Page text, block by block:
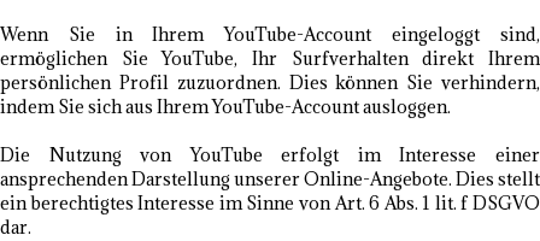
Wenn Sie in Ihrem YouTube-Account eingeloggt sind,
ermöglichen Sie YouTube, Ihr Surfverhalten direkt Ihrem
persönlichen Profil zuzuordnen. Dies können Sie verhindern,
indem Sie sich aus Ihrem YouTube-Account ausloggen.
Die Nutzung von YouTube erfolgt im Interesse einer
ansprechenden Darstellung unserer Online-Angebote. Dies stellt
ein berechtigtes Interesse im Sinne von Art. 6 Abs. 1 lit. f DSGVO
dar.